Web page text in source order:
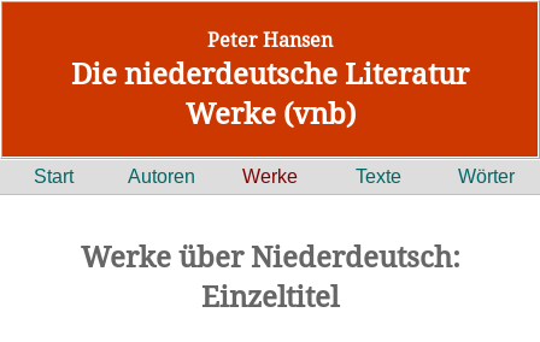
Peter Hansen
Die niederdeutsche Literatur
Werke (vnb)
Start Autoren Werke Texte Wörter
Werke über Niederdeutsch:
Einzeltitel